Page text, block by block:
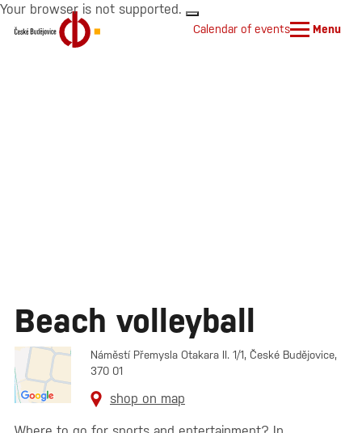
Your browser is not supported.
Calendar of events Menu
Beach volleyball
Náměstí Přemysla Otakara II. 1/1, České Budějovice,
370 01
shop on map